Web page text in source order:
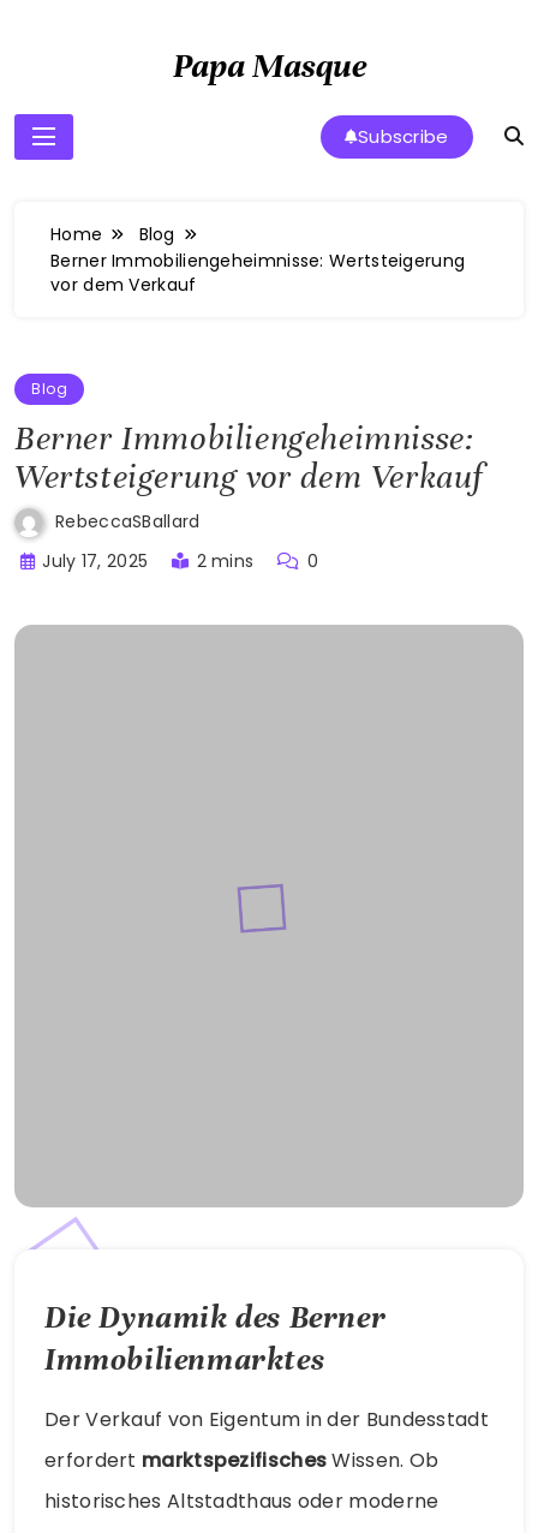
Papa Masque
Subscribe
Home
Blog
Berner Immobiliengeheimnisse: Wertsteigerung
vor dem Verkauf
Blog
Berner Immobiliengeheimnisse:
Wertsteigerung vor dem Verkauf
RebeccaSBallard
July 17, 2025
2 mins 0
Die Dynamik des Berner
Immobilienmarktes
Der Verkauf von Eigentum in der Bundesstadt
erfordert marktspezifischesWissen. Ob
historisches Altstadthaus oder moderne